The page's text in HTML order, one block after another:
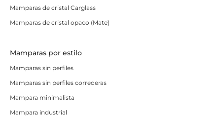
Mamparas de cristal Carglass
Mamparas de cristal opaco (Mate)
Mamparas por estilo
Mamparas sin perfiles
Mamparas sin perfiles correderas
Mampara minimalista
Mampara industrial